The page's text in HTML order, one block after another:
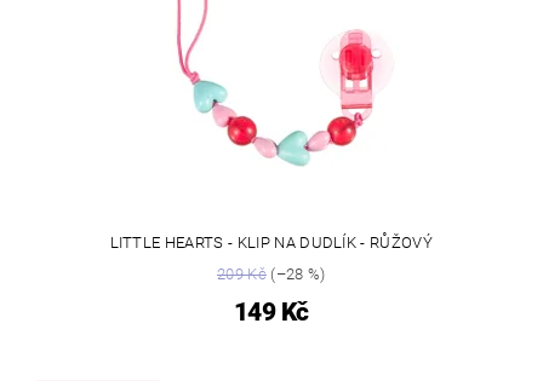
LITTLE HEARTS - KLIP NA DUDLÍK - RŮŽOVÝ
209 Kč(–28 %)
149 Kč